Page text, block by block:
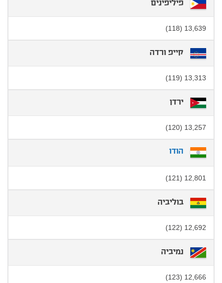
פיליפינים
13,639 (118)
קייפ ורדה
13,313 (119)
ירדן
13,257 (120)
הודו
12,801 (121)
בוליביה
12,692 (122)
נמיביה
12,666 (123)